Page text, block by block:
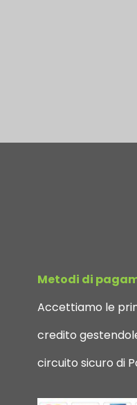
Metodi di
Accettiamo le
credito
circuito sicuro di